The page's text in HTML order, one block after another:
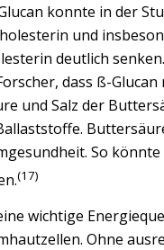
konnte in der
und
deutlich
dass ß-
und Salz der
So könnte
(17)
wichtige
Ohne